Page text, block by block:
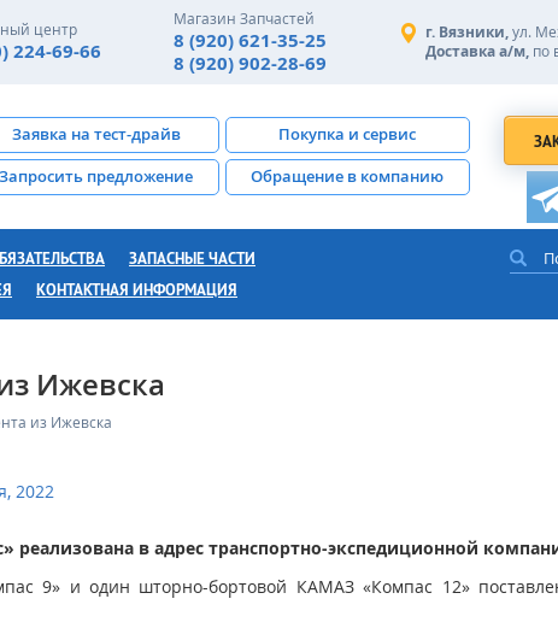
центр
224-69-66
Магазин Запчастей
8 (920) 621-35-25
8 (920) 902-28-69
г. Вязники,ул.
Доставка а/м, по
Заявка на тест-драйв
Покупка и сервис
Запросить предложение
Обращение в компанию
ЗАПАСНЫЕ ЧАСТИ
КОНТАКТНАЯ ИНФОРМАЦИЯ
Ижевска
из Ижевска
2022
в адрес транспортно-экспедиционной
9» и один шторно-бортовой КАМАЗ «Компас 12»